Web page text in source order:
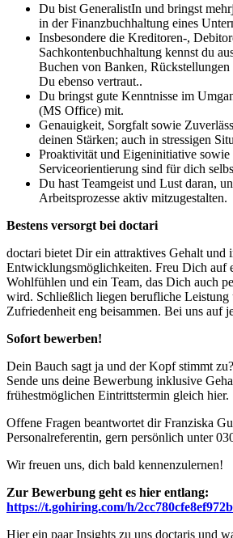
Du bist GeneralistIn und bringst
in der Finanzbuchhaltung eines
Insbesondere die Kreditoren-,
Sachkontenbuchhaltung kennst du
Buchen von Banken,
Du ebenso vertraut..
Du bringst gute Kenntnisse im
(MS Office) mit.
Genauigkeit, Sorgfalt sowie
deinen Stärken; auch in stressigen
Proaktivität und Eigeninitiative sowie
Serviceorientierung sind für dich
Du hast Teamgeist und Lust daran,
Arbeitsprozesse aktiv mitzugestalten.
Bestens versorgt bei doctari
doctari bietet Dir ein attraktives Gehalt und
Entwicklungsmöglichkeiten. Freu Dich auf
Wohlfühlen und ein Team, das Dich auch
wird. Schließlich liegen berufliche Leistung
Zufriedenheit eng beisammen. Bei uns auf
Sofort bewerben!
Dein Bauch sagt ja und der Kopf stimmt
Sende uns deine Bewerbung inklusive
frühestmöglichen Eintrittstermin gleich hier.
Offene Fragen beantwortet dir Franziska
Personalreferentin, gern persönlich unter
Wir freuen uns, dich bald kennenzulernen!
Zur Bewerbung geht es hier entlang:
https://t.gohiring.com/h/
Hier ein paar Insights zu uns doctaris und